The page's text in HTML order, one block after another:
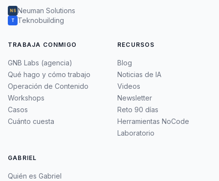
NS Neuman Solutions
T Teknobuilding
TRABAJA CONMIGO
GNB Labs (agencia)
Qué hago y cómo trabajo
Operación de Contenido
Workshops
Casos
Cuánto cuesta
RECURSOS
Blog
Noticias de IA
Videos
Newsletter
Reto 90 días
Herramientas NoCode
Laboratorio
GABRIEL
Quién es Gabriel